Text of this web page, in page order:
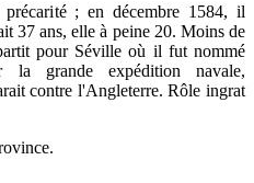
; en décembre 1584, il
37 ans, elle à peine 20. Moins de
pour Séville où il fut nommé
la grande expédition navale,
contre l'Angleterre. Rôle ingrat